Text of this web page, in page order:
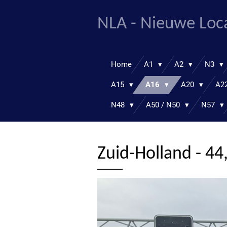
NLA - Nieuwe
Home A1 A2 N3
A15 A16 A20
N48 A50 / N50 N57
Zuid-Holland -